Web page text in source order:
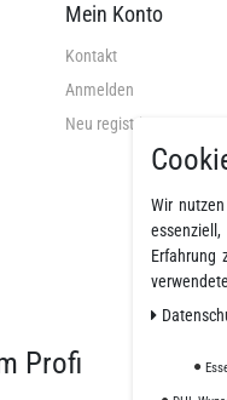
Mein Konto
Kontakt
Anmelden
Neu registrieren
Profi
Wir
Erfahrung